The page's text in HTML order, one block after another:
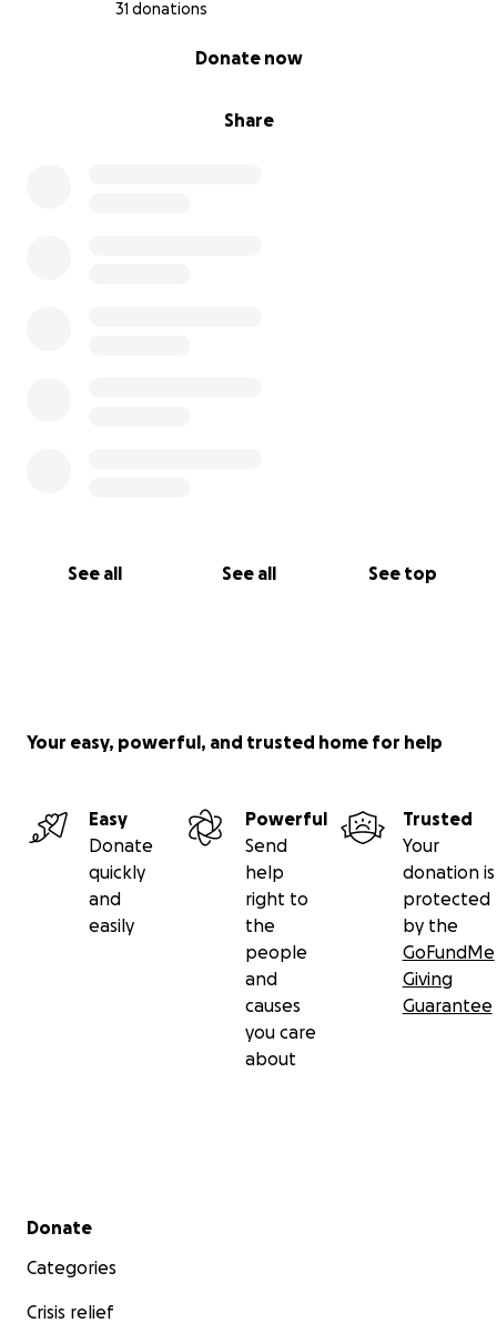
31 donations
Share
Donate now
See all See all See top
Your easy, powerful, and trusted home for help
Easy
Donate
quickly
and
easily
Powerful
Send
help
right to
the
people
and
causes
you care
about
Trusted
Your
donation is
protected
by the
GoFundMe
Giving
Guarantee
Secondary menu
Donate
Categories
Crisis relief